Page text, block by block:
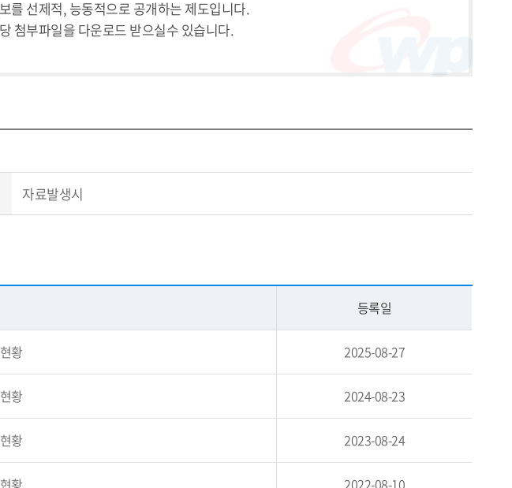
를 선제적, 능동적으로 공개하는 제도입니다.
첨부파일을 다운로드 받으실수 있습니다.
자료발생시
등록일
황 2025-08-27
황 2024-08-23
황 2023-08-24
황 2022-08-10